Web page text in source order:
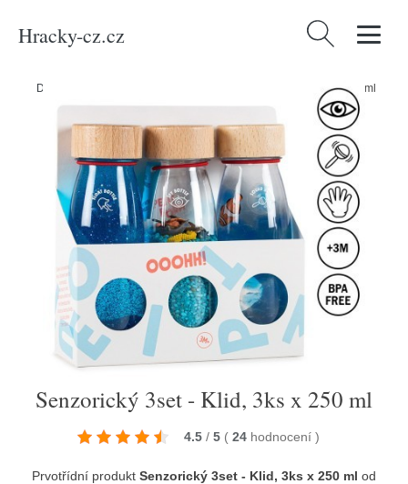
Hracky-cz.cz Vyhledávání
Domů Senzorický 3set - Klid, 3ks x 250 ml
Senzorický 3set - Klid, 3ks x 250 ml
4.5 / 5 ( 24 hodnocení )
Prvotřídní produkt Senzorický 3set - Klid, 3ks x 250 ml od